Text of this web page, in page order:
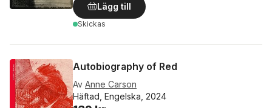
Lägg till
Skickas
Autobiography of Red
Av Anne Carson
Häftad, Engelska, 2024